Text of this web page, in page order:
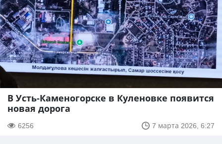
В Усть-Каменогорске в Куленовке появится
новая дорога
6256 7 марта 2026, 6:27